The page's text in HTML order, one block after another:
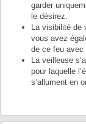
garder
le désirez.
La visibilité de
vous avez
de ce feu avec
La veilleuse
pour laquelle
s’allument en